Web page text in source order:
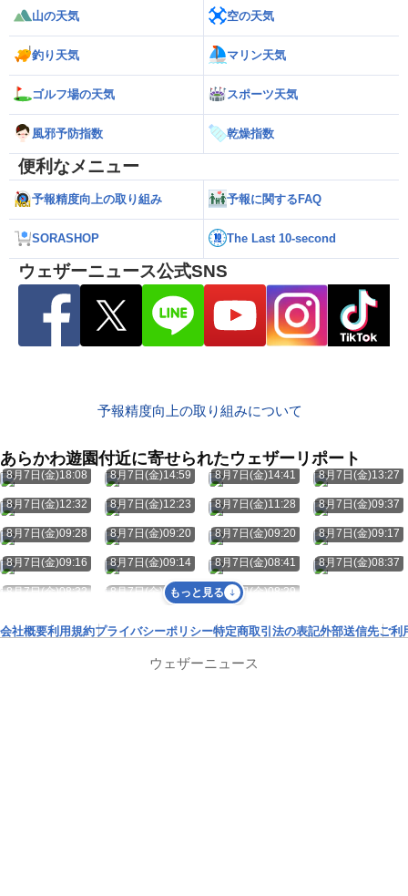
山の天気 空の天気
釣り天気 マリン天気
ゴルフ場の天気 スポーツ天気
風邪予防指数 乾燥指数
便利なメニュー
予報精度向上の取り組み 予報に関するFAQ
SORASHOP The Last 10-second
ウェザーニュース公式SNS
予報精度向上の取り組みについて
あらかわ遊園付近に寄せられたウェザーリポート
8月7日(金)18:08 8月7日(金)14:59 8月7日(金)14:41 8月7日(金)13:27
8月7日(金)12:32 8月7日(金)12:23 8月7日(金)11:28 8月7日(金)09:37
8月7日(金)09:28 8月7日(金)09:20 8月7日(金)09:20 8月7日(金)09:17
8月7日(金)09:16 8月7日(金)09:14 8月7日(金)08:41 8月7日(金)08:37
8月7日(金)08:32 8月7日(金)08:30 8月7日(金)08:29
もっと見る
会社概要利用規約プライバシーポリシー特定商取引法の表記外部送信先ご利
ウェザーニュース